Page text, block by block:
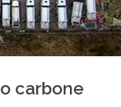
carbone